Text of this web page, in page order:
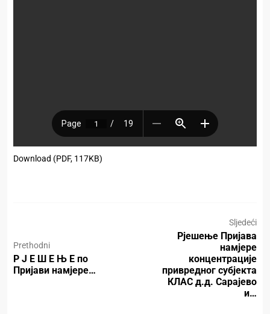
Download (PDF, 117KB)
Prethodni
Р Ј Е Ш Е Њ Е по
Пријави намјере…
Sljedeći
Рјешење Пријава
намјере
концентрације
привредног субјекта
КЛАС д.д. Сарајево
и…